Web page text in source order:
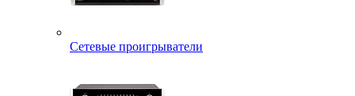
Сетевые проигрыватели